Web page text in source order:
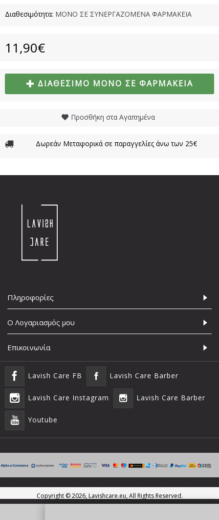
Διαθεσιμότητα: ΜΟΝΟ ΣΕ ΣΥΝΕΡΓΑΖΟΜΕΝΑ ΦΑΡΜΑΚΕΙΑ
11,90€
ΔΙΑΘΈΣΙΜΟ ΜΌΝΟ ΣΕ ΦΑΡΜΑΚΕΊΑ
Προσθήκη στα Αγαπημένα
Δωρεάν Μεταφορικά σε παραγγελίες άνω των 25€
Πληροφορίες
Ο Λογαριασμός μου
Επικοινωνία
Lavish Care FB Lavish Care Barber
Lavish Care Instagram Lavish Care Barber
Youtube
Copyright ©2026, Lavishcare.eu, All Rights Reserved.